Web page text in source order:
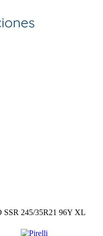
SSR 245/35R21 96Y XL